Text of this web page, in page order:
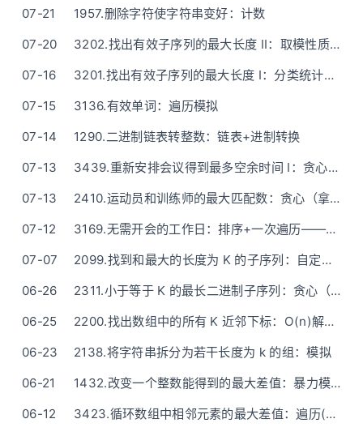
07-21
1957.删除字符使字符串变好：计数
07-20
3202.找出有效子序列的最大长度 II：取模性质(动态规划) - O(k)空间
07-16
3201.找出有效子序列的最大长度 I：分类统计+贪心（一次遍历）
07-15
3136.有效单词：遍历模拟
07-14
1290.二进制链表转整数：链表+进制转换
07-13
3439.重新安排会议得到最多空余时间 I：贪心(滑动窗口) - 连开k场会议
07-13
2410.运动员和训练师的最大匹配数：贪心（拿当前min教练匹配剩下最min学员）
07-12
3169.无需开会的工作日：排序+一次遍历——不需要正难则反，因为正着根本不难
07-07
2099.找到和最大的长度为 K 的子序列：自定义排序
06-26
2311.小于等于 K 的最长二进制子序列：贪心（先选0再选1）-好像还是比灵神写的清晰些
06-25
2200.找出数组中的所有 K 近邻下标：O(n)解法 - 比灵神代码简洁了一回
06-23
2138.将字符串拆分为若干长度为 k 的组：模拟
06-21
1432.改变一个整数能得到的最大差值：暴力模拟/贪心
06-12
3423.循环数组中相邻元素的最大差值：遍历(模拟)